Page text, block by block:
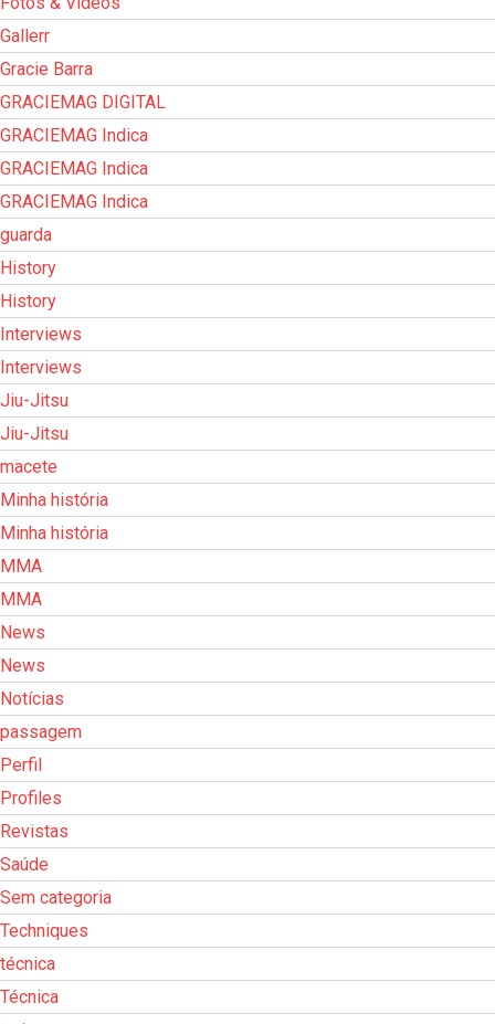
Gallerr
Gracie Barra
GRACIEMAG DIGITAL
GRACIEMAG Indica
GRACIEMAG Indica
GRACIEMAG Indica
guarda
History
History
Interviews
Interviews
Jiu-Jitsu
Jiu-Jitsu
macete
Minha história
Minha história
MMA
MMA
News
News
Notícias
passagem
Perfil
Profiles
Revistas
Saúde
Sem categoria
Techniques
técnica
Técnica